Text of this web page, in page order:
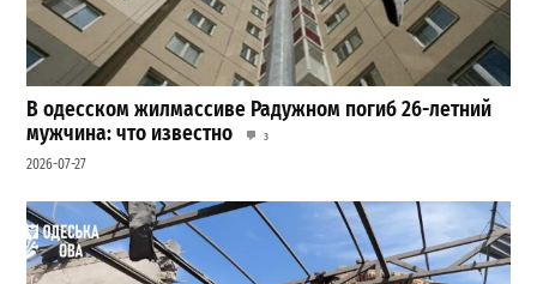
В одесском жилмассиве Радужном погиб 26-летний
мужчина: что известно
3
2026-07-27